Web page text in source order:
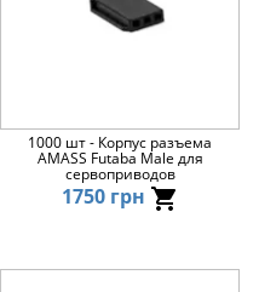
1000 шт - Корпус разъема
AMASS Futaba Male для
сервоприводов
1750 грн